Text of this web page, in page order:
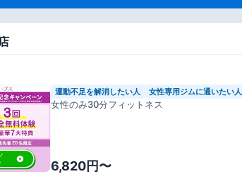
運動不足を解消したい人 女性専用ジムに通いたい人
女性のみ30分フィットネス
6,820円〜